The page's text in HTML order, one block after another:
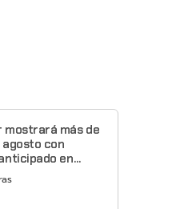
mostrará más de
agosto con
en